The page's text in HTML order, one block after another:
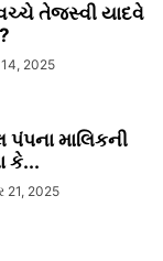
તેજસ્વી યાદવે
2025
પંપના માલિકની
કે...
21, 2025